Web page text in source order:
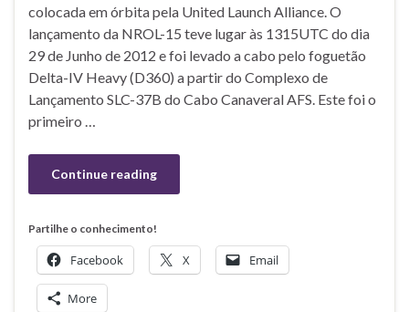
colocada em órbita pela United Launch Alliance. O
lançamento da NROL-15 teve lugar às 1315UTC do dia
29 de Junho de 2012 e foi levado a cabo pelo foguetão
Delta-IV Heavy (D360) a partir do Complexo de
Lançamento SLC-37B do Cabo Canaveral AFS. Este foi o
primeiro …
Continue reading
Partilhe o conhecimento!
Facebook X Email
More